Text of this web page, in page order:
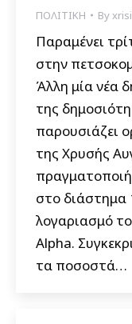
ΠΟΛΙΤΙΚΗ By
Παραμένει
στην
Άλλη μία νέα
της
παρουσιάζει
της Χρυσής
στο διάστημα
λογαριασμό
Αlpha.
τα ποσοστά…